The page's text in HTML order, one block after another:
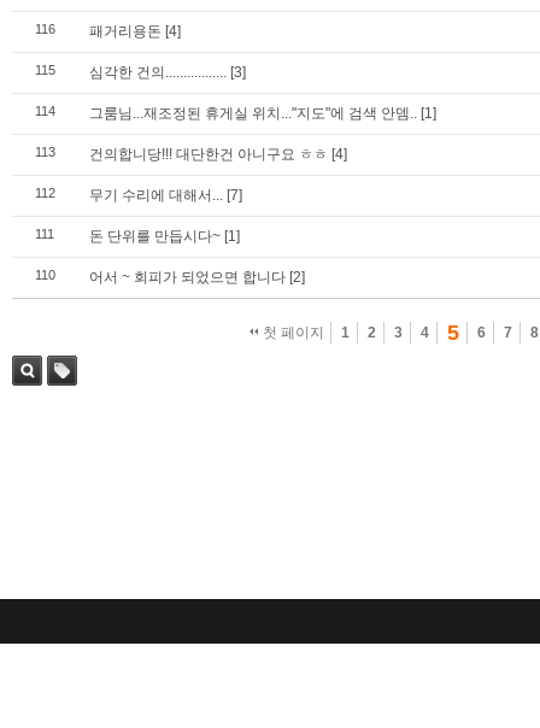
116 패거리용돈 [4]
115 심각한 건의................. [3]
114 그룸님...재조정된 휴게실 위치..."지도"에 검색 안뎀.. [1]
113 건의합니당!!! 대단한건 아니구요 ㅎㅎ [4]
112 무기 수리에 대해서... [7]
111 돈 단위를 만듭시다~ [1]
110 어서 ~ 회피가 되었으면 합니다 [2]
첫 페이지 1 2 3 4 5 6 7 8